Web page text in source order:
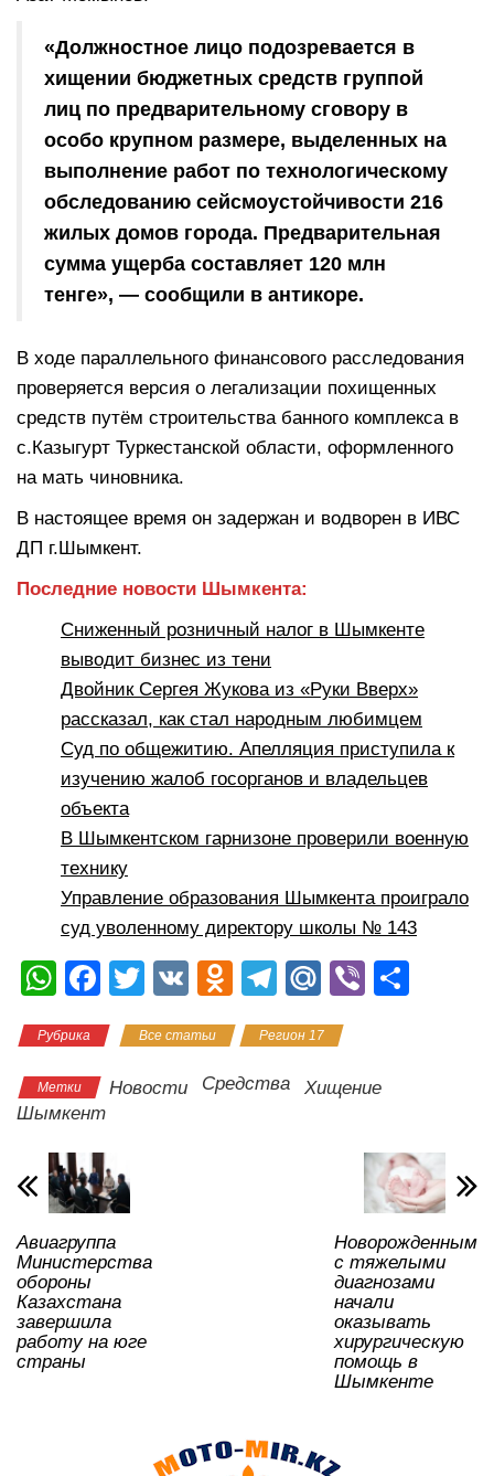
«Должностное лицо подозревается в
хищении бюджетных средств группой
лиц по предварительному сговору в
особо крупном размере, выделенных на
выполнение работ по технологическому
обследованию сейсмоустойчивости 216
жилых домов города. Предварительная
сумма ущерба составляет 120 млн
тенге», — сообщили в антикоре.
В ходе параллельного финансового расследования
проверяется версия о легализации похищенных
средств путём строительства банного комплекса в
с.Казыгурт Туркестанской области, оформленного
на мать чиновника.
В настоящее время он задержан и водворен в ИВС
ДП г.Шымкент.
Последние новости Шымкента:
Сниженный розничный налог в Шымкенте
выводит бизнес из тени
Двойник Сергея Жукова из «Руки Вверх»
рассказал, как стал народным любимцем
Суд по общежитию. Апелляция приступила к
изучению жалоб госорганов и владельцев
объекта
В Шымкентском гарнизоне проверили военную
технику
Управление образования Шымкента проиграло
суд уволенному директору школы № 143
W
at
s
A
p
p
F
c
e
b
o
o
k
T
tt
er
V
O
n
o
T
e
gr
M
.R
u
Vi
и
ть
Рубрика Все статьи Регион 17
Метки Новости Средства
Хищение
Шымкент
Авиагруппа
Министерства
обороны
Казахстана
завершила
работу на юге
страны
Новорожденным
с тяжелыми
диагнозами
начали
оказывать
хирургическую
помощь в
Шымкенте